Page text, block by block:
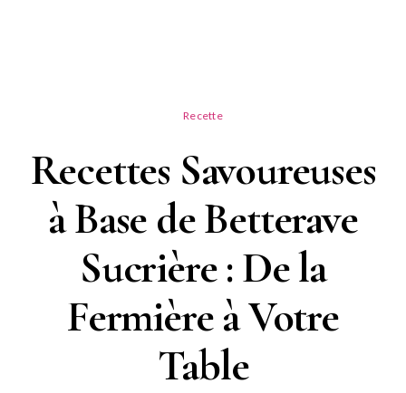
Recette
Recettes Savoureuses
à Base de Betterave
Sucrière : De la
Fermière à Votre
Table